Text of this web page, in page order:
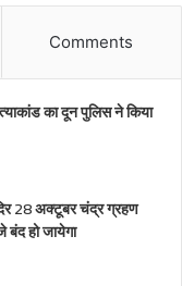
Comments
का दून पुलिस ने किया
28 अक्टूबर चंद्र ग्रहण
हो जायेगा